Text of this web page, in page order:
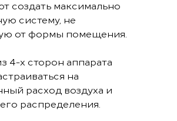
создать максимально
систему, не
от формы помещения.
4-х сторон аппарата
на
расход воздуха и
распределения.